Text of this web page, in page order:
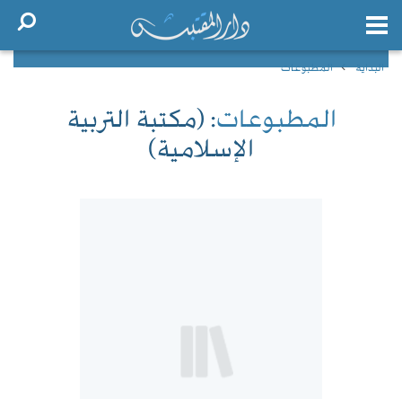
البداية المطبوعات
المطبوعات: (مكتبة التربية
الإسلامية)